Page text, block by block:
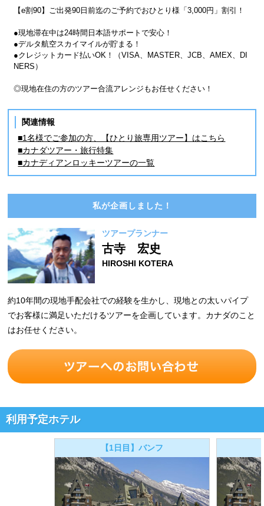
【e割90】ご出発90日前迄のご予約でおひとり様「3,000円」割引！
●現地滞在中は24時間日本語サポートで安心！
●デルタ航空スカイマイルが貯まる！
●クレジットカード払いOK！（VISA、MASTER、JCB、AMEX、DI
NERS）
◎現地在住の方のツアー合流アレンジもお任せください！
関連情報
■1名様でご参加の方、【ひとり旅専用ツアー】はこちら
■カナダツアー・旅行特集
■カナディアンロッキーツアーの一覧
私が企画しました！
ツアープランナー
古寺 宏史
HIROSHI KOTERA
約10年間の現地手配会社での経験を生かし、現地との太いパイプ
でお客様に満足いただけるツアーを企画しています。カナダのこと
はお任せください。
利用予定ホテル
【1日目】バンフ